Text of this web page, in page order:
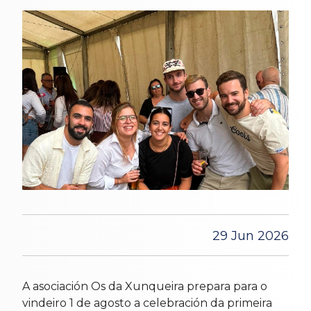
29 Jun 2026
A asociación Os da Xunqueira prepara para o
vindeiro 1 de agosto a celebración da primeira